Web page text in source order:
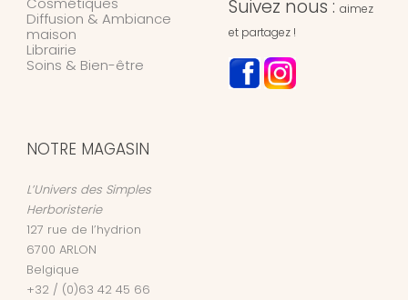
Diffusion & Ambiance
maison
Librairie
Soins & Bien-être
Suivez nous : aimez
et partagez !
NOTRE MAGASIN
L’Univers des Simples
Herboristerie
127 rue de l’hydrion
6700 ARLON
Belgique
+32 / (0)63 42 45 66